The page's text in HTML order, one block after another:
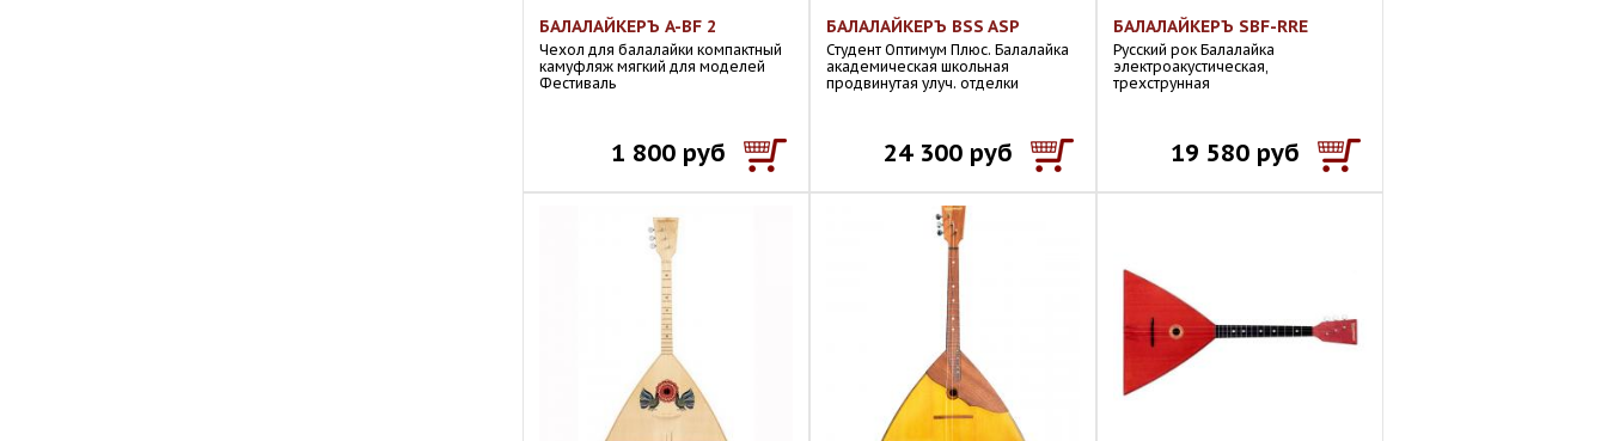
БАЛАЛАЙКЕРЪ A-BF 2
Чехол для балалайки компактный
камуфляж мягкий для моделей
Фестиваль
1 800 руб
БАЛАЛАЙКЕРЪ BSS ASP
Студент Оптимум Плюс. Балалайка
академическая школьная
продвинутая улуч. отделки
24 300 руб
БАЛАЛАЙКЕРЪ SBF-RRE
Русский рок Балалайка
электроакустическая,
трехструнная
19 580 руб